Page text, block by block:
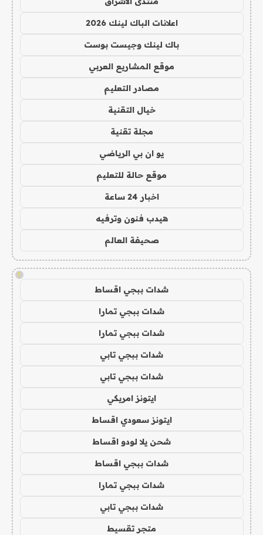
اعلانات الباك لينك 2026
باك لينك وجيست بوست
موقع المشاريع العربي
مصادر التعليم
خيال التقنية
مجلة تقنية
يو ان بي الرياضي
موقع حالة للتعليم
اخبار 24 ساعة
هيدب فنون وترفيه
صحيفة العالم
!
شدات ببجي اقساط
شدات ببجي تمارا
شدات ببجي تمارا
شدات ببجي تابي
شدات ببجي تابي
ايتونز امريكي
ايتونز سعودي اقساط
شحن يلا لودو اقساط
شدات ببجي اقساط
شدات ببجي تمارا
شدات ببجي تابي
متجر تقسيط